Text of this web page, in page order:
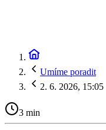
Umíme poradit
2. 6. 2026, 15:05
3 min